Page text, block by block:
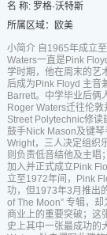
名 称: 罗格·沃特斯
所属区域：欧美
小简介 自1965年成立
Waters一直是Pink
学时期，他在周末的艺
后成为Pink Floyd 主音
Barrett。中学毕业后俩
Roger Waters迁往伦
Street Polytechnic修读
鼓手Nick Mason及键琴
Wright，三人决定组织
则负责低音结他及主唱
加入并正式成立Pink
立至1972年间，Pink
功，但1973年3月推出
of The Moon” 专辑，
商业上的重要突破；这
史上其中一张最成功的